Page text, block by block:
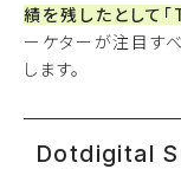
績を残したとして
ーケターが注目す
します。
Dotdigital